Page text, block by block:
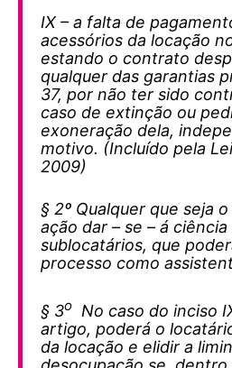
IX – a falta de
acessórios da locação
estando o contrato
qualquer das garantias
37, por não ter sido
caso de extinção ou
exoneração dela,
motivo. (Incluído pela Lei
2009)
§ 2º Qualquer que seja
ação dar – se – á
sublocatários, que
processo como
§ 3o No caso do inciso
artigo, poderá o
da locação e elidir a